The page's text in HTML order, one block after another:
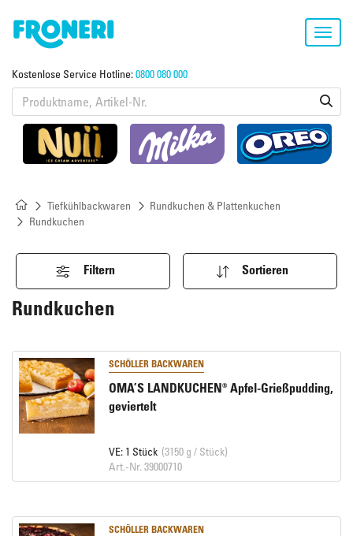
Kostenlose Service Hotline:0800 080 000
Tiefkühlbackwaren
Rundkuchen & Plattenkuchen
Rundkuchen
Filtern Sortieren
Rundkuchen
SCHÖLLER BACKWAREN
OMA’S LANDKUCHEN® Apfel-Grießpudding,
geviertelt
VE: 1 Stück (3150 g / Stück)
Art.-Nr. 39000710
SCHÖLLER BACKWAREN